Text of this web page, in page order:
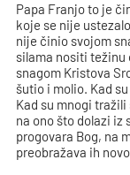
Papa Franjo to je
koje se nije
nije činio svojom
silama nositi težinu
snagom Kristova
šutio i molio. Kad
Kad su mnogi
na ono što dolazi iz
progovara Bog, na
preobražava ih